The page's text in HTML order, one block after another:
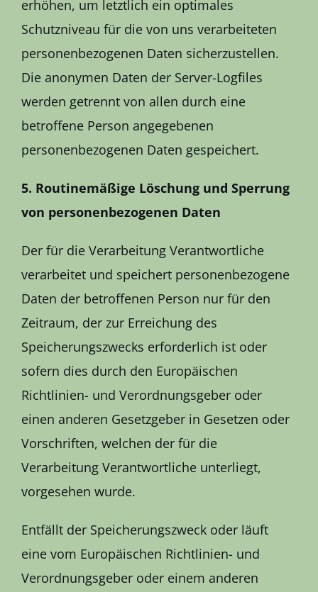
erhöhen, um letztlich ein optimales
Schutzniveau für die von uns verarbeiteten
personenbezogenen Daten sicherzustellen.
Die anonymen Daten der Server-Logfiles
werden getrennt von allen durch eine
betroffene Person angegebenen
personenbezogenen Daten gespeichert.
5. Routinemäßige Löschung und Sperrung
von personenbezogenen Daten
Der für die Verarbeitung Verantwortliche
verarbeitet und speichert personenbezogene
Daten der betroffenen Person nur für den
Zeitraum, der zur Erreichung des
Speicherungszwecks erforderlich ist oder
sofern dies durch den Europäischen
Richtlinien- und Verordnungsgeber oder
einen anderen Gesetzgeber in Gesetzen oder
Vorschriften, welchen der für die
Verarbeitung Verantwortliche unterliegt,
vorgesehen wurde.
Entfällt der Speicherungszweck oder läuft
eine vom Europäischen Richtlinien- und
Verordnungsgeber oder einem anderen